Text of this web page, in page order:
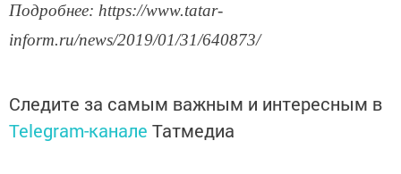
Подробнее: https://www.tatar-
inform.ru/news/2019/01/31/640873/
Следите за самым важным и интересным в
Telegram-канале Татмедиа